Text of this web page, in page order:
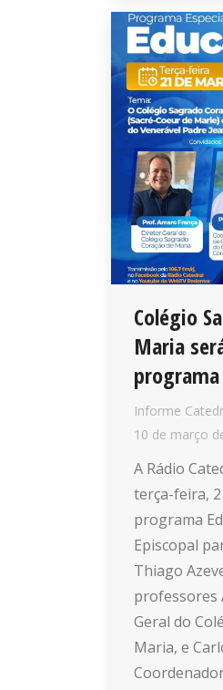
Colégio
Maria
programa
Informe
10 de março
A Rádio
terça-feira,
programa
Episcopal
Thiago
professores
Geral do
Maria, e